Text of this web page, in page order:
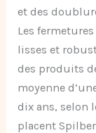
et des
Les
lisses et
des produits
moyenne
dix ans, selon
placent